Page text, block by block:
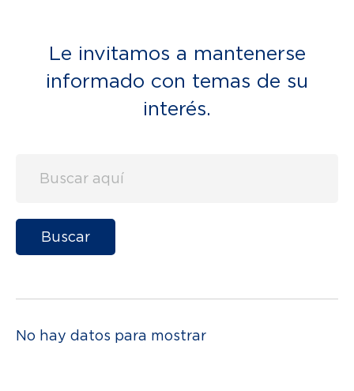
Le invitamos a mantenerse
informado con temas de su
interés.
Buscar
No hay datos para mostrar